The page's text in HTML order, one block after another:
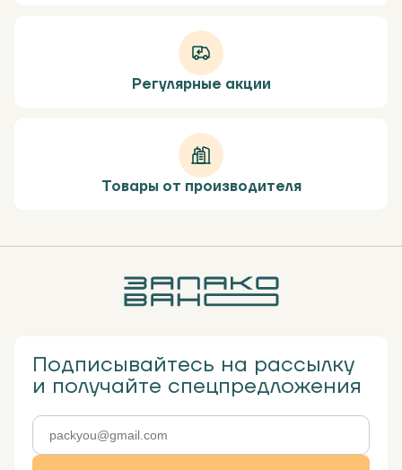
Регулярные акции
Товары от производителя
Подписывайтесь на рассылку
и получайте спецпредложения